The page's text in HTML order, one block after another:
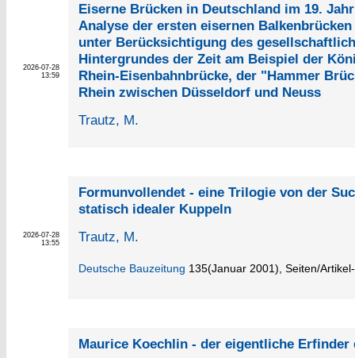
2026-07-28
13:59
Eiserne Brücken in Deutschland im 19.
Analyse der ersten eisernen
unter Berücksichtigung des
Hintergrundes der Zeit am Beispiel der
Rhein-Eisenbahnbrücke, der "Hammer
Rhein zwischen Düsseldorf und Neuss
Trautz, M.
2026-07-28
13:55
Formunvollendet - eine Trilogie von der
statisch idealer Kuppeln
Trautz, M.
Deutsche Bauzeitung 135(Januar 2001) Seiten/
Maurice Koechlin - der eigentliche